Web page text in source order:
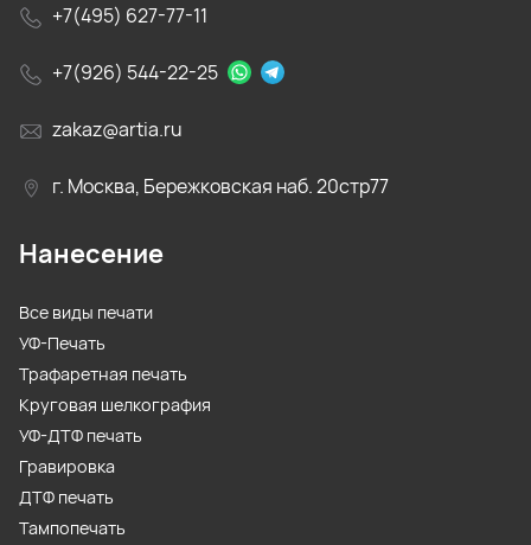
+7(495) 627-77-11
+7(926) 544-22-25
zakaz@artia.ru
г. Москва, Бережковская наб. 20стр77
Нанесение
Все виды печати
УФ-Печать
Трафаретная печать
Круговая шелкография
УФ-ДТФ печать
Гравировка
ДТФ печать
Тампопечать